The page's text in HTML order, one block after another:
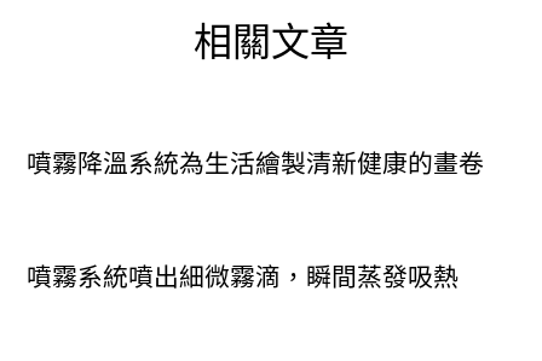
相關文章
噴霧降溫系統為生活繪製清新健康的畫卷
噴霧系統噴出細微霧滴，瞬間蒸發吸熱